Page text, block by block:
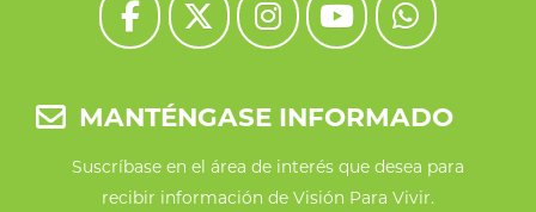
MANTÉNGASE INFORMADO
Suscríbase en el área de interés que desea para
recibir información de Visión Para Vivir.